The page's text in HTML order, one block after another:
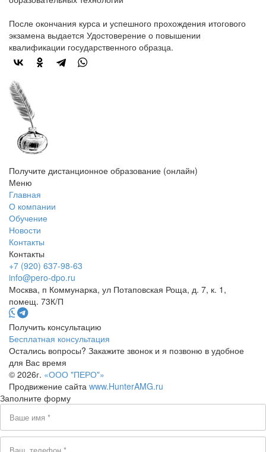
После окончания курса и успешного прохождения итогового
экзамена выдается Удостоверение о повышении
квалификации государственного образца.
Получите дистанционное образование (онлайн)
Меню
Главная
О компании
Обучение
Новости
Контакты
Контакты
+7 (920) 637-98-63
info@pero-dpo.ru
Москва, п Коммунарка, ул Потаповская Роща, д. 7, к. 1,
помещ. 73К/П
Получить консультацию
Бесплатная консультация
Остались вопросы? Закажите звонок и я позвоню в удобное
для Вас время
© 2026г. «ООО "ПЕРО"»
Продвижение сайта www.HunterAMG.ru
Заполните форму